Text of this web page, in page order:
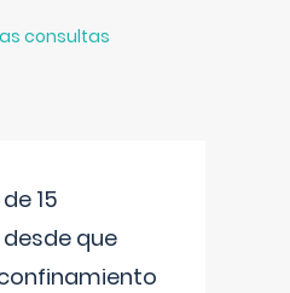
consultas
15
que